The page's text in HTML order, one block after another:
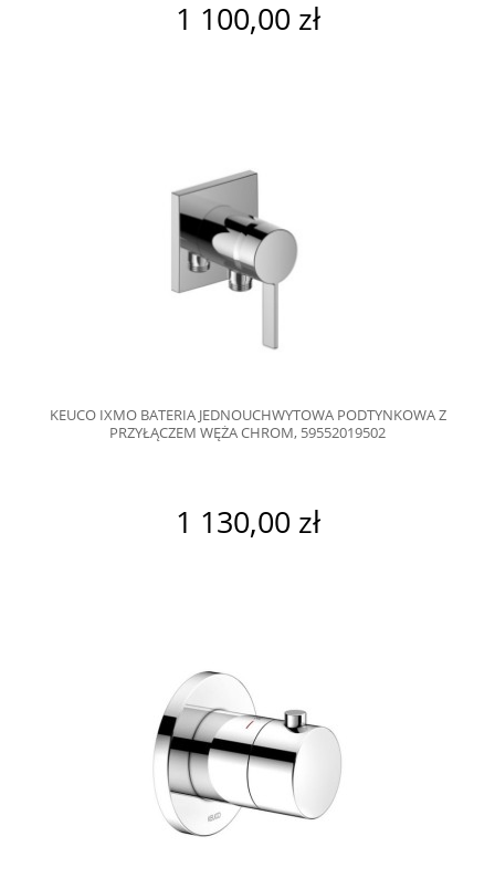
1 100,00 zł
KEUCO IXMO BATERIA JEDNOUCHWYTOWA PODTYNKOWA Z
PRZYŁĄCZEM WĘŻA CHROM, 59552019502
1 130,00 zł